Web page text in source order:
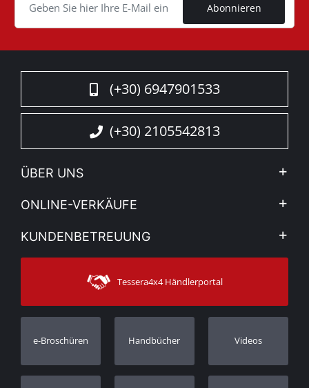
Abonnieren
(+30) 6947901533
(+30) 2105542813
ÜBER UNS
Firma
Sehen Sie unsere Nachrichten
Sitemap
ONLINE-VERKÄUFE
Mein Konto
Versandarten
KUNDENBETREUUNG
Kontakt
Kundendienst
Bestellung verfolgen
Händler
Tessera4x4 Händlerportal
e-Broschüren Handbücher Videos